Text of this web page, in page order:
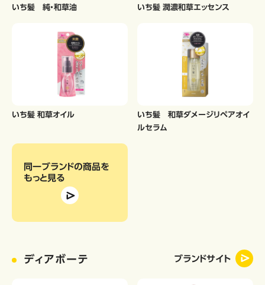
いち髪 純・和草油 いち髪 潤濃和草エッセンス
いち髪 和草オイル
いち髪 和草ダメージリペアオイ
ルセラム
同一ブランドの商品を
もっと見る
ディアボーテ ブランドサイト